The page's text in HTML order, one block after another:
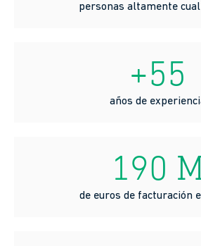
personas altamente
+55
años de
190
de euros de facturación